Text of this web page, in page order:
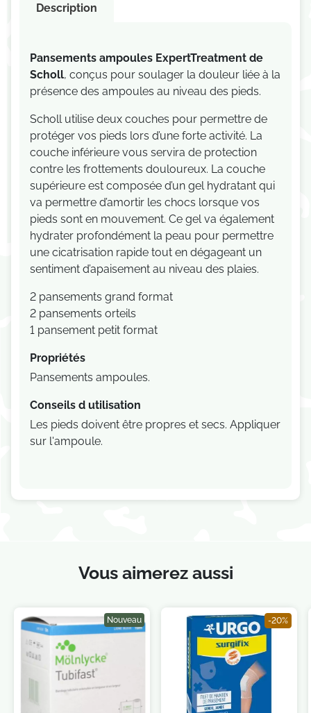
Description
Pansements ampoules ExpertTreatment de
Scholl, conçus pour soulager la douleur liée à la
présence des ampoules au niveau des pieds.
Scholl utilise deux couches pour permettre de
protéger vos pieds lors d’une forte activité. La
couche inférieure vous servira de protection
contre les frottements douloureux. La couche
supérieure est composée d’un gel hydratant qui
va permettre d’amortir les chocs lorsque vos
pieds sont en mouvement. Ce gel va également
hydrater profondément la peau pour permettre
une cicatrisation rapide tout en dégageant un
sentiment d’apaisement au niveau des plaies.
2 pansements grand format
2 pansements orteils
1 pansement petit format
Propriétés
Pansements ampoules.
Conseils d utilisation
Les pieds doivent être propres et secs. Appliquer
sur l'ampoule.
Vous aimerez aussi
Nouveau -20%